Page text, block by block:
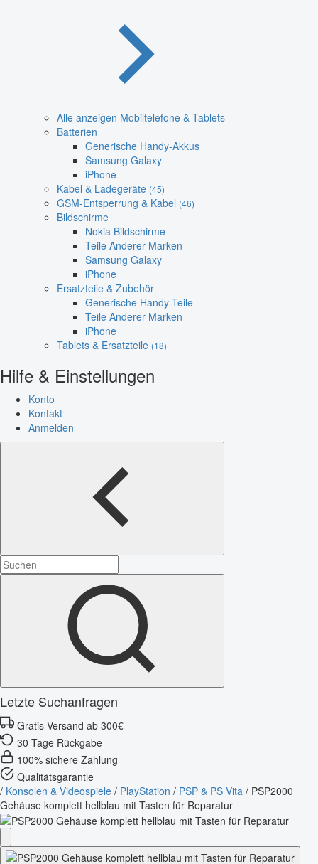
Alle anzeigen Mobiltelefone & Tablets
Batterien
Generische Handy-Akkus
Samsung Galaxy
iPhone
Kabel & Ladegeräte (45)
GSM-Entsperrung & Kabel (46)
Bildschirme
Nokia Bildschirme
Teile Anderer Marken
Samsung Galaxy
iPhone
Ersatzteile & Zubehör
Generische Handy-Teile
Teile Anderer Marken
iPhone
Tablets & Ersatzteile (18)
Hilfe & Einstellungen
Konto
Kontakt
Anmelden
Letzte Suchanfragen
Gratis Versand ab 300€
30 Tage Rückgabe
100% sichere Zahlung
Qualitätsgarantie
/ Konsolen & Videospiele / PlayStation / PSP & PS Vita / PSP2000
Gehäuse komplett hellblau mit Tasten für Reparatur